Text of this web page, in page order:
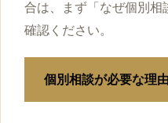
合は、まず「なぜ個別相
確認ください。
個別相談が必要な理